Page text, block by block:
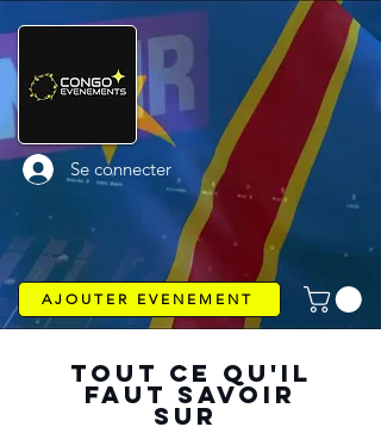
Se connecter
AJOUTER EVENEMENT
TOUT CE QU'IL
FAUT SAVOIR
SUR